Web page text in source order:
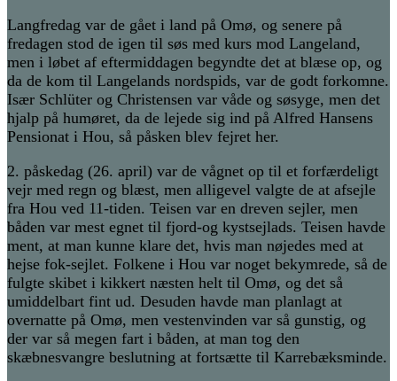
Langfredag var de gået i land på Omø, og senere på
fredagen stod de igen til søs med kurs mod Langeland,
men i løbet af eftermiddagen begyndte det at blæse op, og
da de kom til Langelands nordspids, var de godt forkomne.
Især Schlüter og Christensen var våde og søsyge, men det
hjalp på humøret, da de lejede sig ind på Alfred Hansens
Pensionat i Hou, så påsken blev fejret her.
2. påskedag (26. april) var de vågnet op til et forfærdeligt
vejr med regn og blæst, men alligevel valgte de at afsejle
fra Hou ved 11-tiden. Teisen var en dreven sejler, men
båden var mest egnet til fjord-og kystsejlads. Teisen havde
ment, at man kunne klare det, hvis man nøjedes med at
hejse fok-sejlet. Folkene i Hou var noget bekymrede, så de
fulgte skibet i kikkert næsten helt til Omø, og det så
umiddelbart fint ud. Desuden havde man planlagt at
overnatte på Omø, men vestenvinden var så gunstig, og
der var så megen fart i båden, at man tog den
skæbnesvangre beslutning at fortsætte til Karrebæksminde.